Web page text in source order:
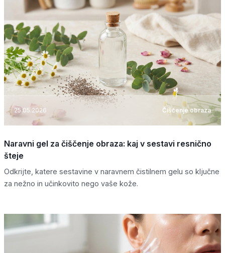
25.05.2026 Čiščenje obraza
Naravni gel za čiščenje obraza: kaj v sestavi resnično
šteje
Odkrijte, katere sestavine v naravnem čistilnem gelu so ključne
za nežno in učinkovito nego vaše kože.